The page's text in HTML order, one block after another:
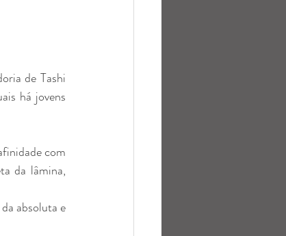
de Tashi
há jovens
com
da lâmina,
absoluta e